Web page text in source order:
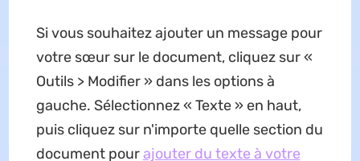
Si vous souhaitez ajouter un message pour
votre sœur sur le document, cliquez sur «
Outils > Modifier » dans les options à
gauche. Sélectionnez « Texte » en haut,
puis cliquez sur n'importe quelle section du
document pourajouter du texte à votre